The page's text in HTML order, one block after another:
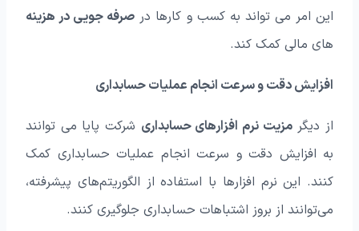
این امر می‌ تواند به کسب و کارها در صرفه جویی در هزینه‌
های مالی کمک کند.
افزایش دقت و سرعت انجام عملیات حسابداری
از دیگرمزیت نرم افزارهای حسابداری شرکت پایا می‌ توانند
به افزایش دقت و سرعت انجام عملیات حسابداری کمک
کنند. این نرم افزارها با استفاده از الگوریتم‌های پیشرفته،
می‌توانند از بروز اشتباهات حسابداری جلوگیری کنند.